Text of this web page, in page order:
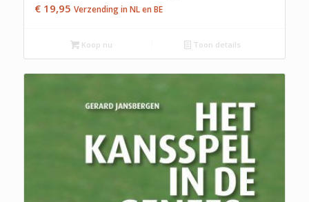
€19,95 Verzending in NL en BE
Koop nu Toon details